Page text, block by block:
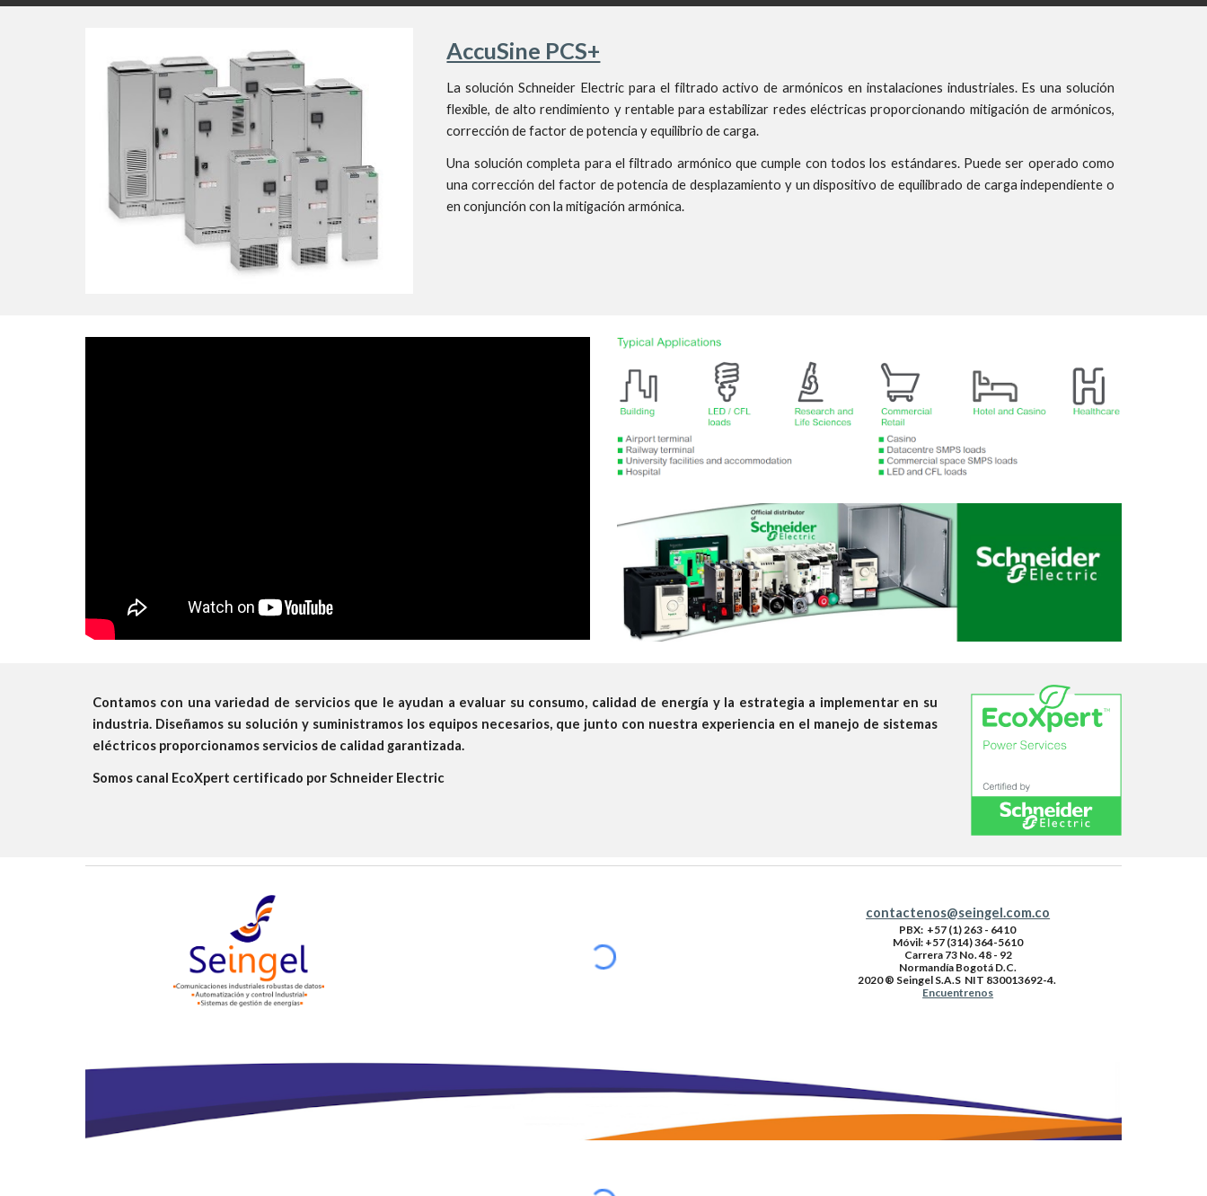
AccuSine PCS+
La solución Schneider Electric para el filtrado activo de armónicos en instalaciones industriales. Es una solución
flexible, de alto rendimiento y rentable para estabilizar redes eléctricas proporcionando mitigación de armónicos,
corrección de factor de potencia y equilibrio de carga.
Una solución completa para el filtrado armónico que cumple con todos los estándares. Puede ser operado como
una corrección del factor de potencia de desplazamiento y un dispositivo de equilibrado de carga independiente o
en conjunción con la mitigación armónica.
Contamos con una variedad de servicios que le ayudan a evaluar su consumo, calidad de energía y la estrategia a implementar en su
industria. Diseñamos su solución y suministramos los equipos necesarios, que junto con nuestra experiencia en el manejo de sistemas
eléctricos proporcionamos servicios de calidad garantizada.
Somos canal EcoXpert certificado por Schneider Electric
contactenos@seingel.com.co
PBX: +57 (1) 263 - 6410
Móvil: +57 (314) 364-5610
Carrera 73 No. 48 - 92
Normandía Bogotá D.C.
2020 ® Seingel S.A.S NIT 830013692-4.
Encuentrenos